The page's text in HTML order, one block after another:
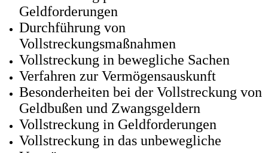
Geldforderungen
Durchführung von
Vollstreckungsmaßnahmen
Vollstreckung in bewegliche Sachen
Verfahren zur Vermögensauskunft
Besonderheiten bei der Vollstreckung von
Geldbußen und Zwangsgeldern
Vollstreckung in Geldforderungen
Vollstreckung in das unbewegliche